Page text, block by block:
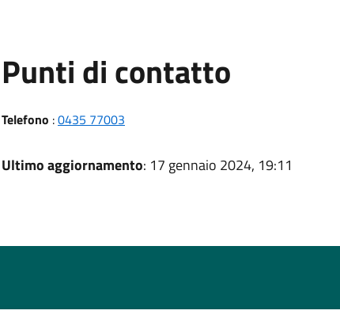
Punti di contatto
Telefono :0435 77003
Ultimo aggiornamento: 17 gennaio 2024, 19:11